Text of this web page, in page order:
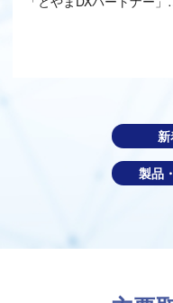
製品